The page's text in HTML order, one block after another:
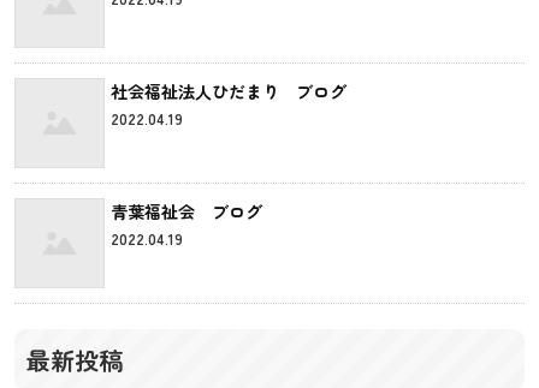
社会福祉法人ひだまり ブログ
2022.04.19
青葉福祉会 ブログ
2022.04.19
最新投稿